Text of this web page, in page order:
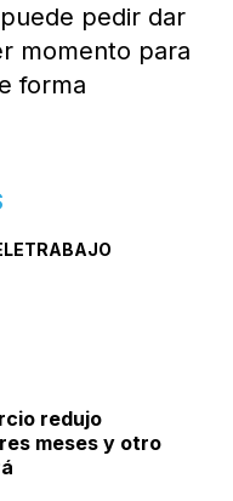
pedir dar
momento para
forma
redujo
meses y otro